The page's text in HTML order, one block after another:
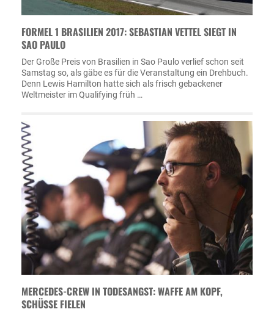
FORMEL 1 BRASILIEN 2017: SEBASTIAN VETTEL SIEGT IN
SAO PAULO
Der Große Preis von Brasilien in Sao Paulo verlief schon seit
Samstag so, als gäbe es für die Veranstaltung ein Drehbuch.
Denn Lewis Hamilton hatte sich als frisch gebackener
Weltmeister im Qualifying früh …
MERCEDES-CREW IN TODESANGST: WAFFE AM KOPF,
SCHÜSSE FIELEN